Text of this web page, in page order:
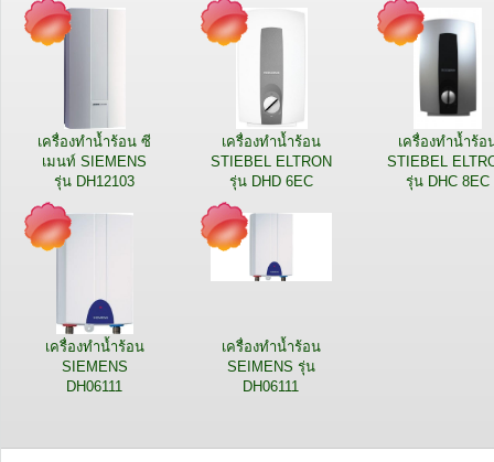
เครื่องทำน้ำร้อน ซี
เมนท์ SIEMENS
รุ่น DH12103
เครื่องทำน้ำร้อน
STIEBEL ELTRON
รุ่น DHD 6EC
เครื่องทำน้ำร้อ
STIEBEL
รุ่น DHC 8EC
เครื่องทำน้ำร้อน
SIEMENS
DH06111
เครื่องทำน้ำร้อน
SEIMENS รุ่น
DH06111